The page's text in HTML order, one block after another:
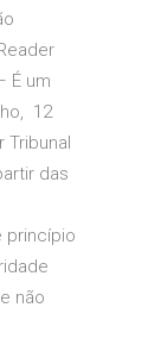
É um
12
Tribunal
das
princípio
não